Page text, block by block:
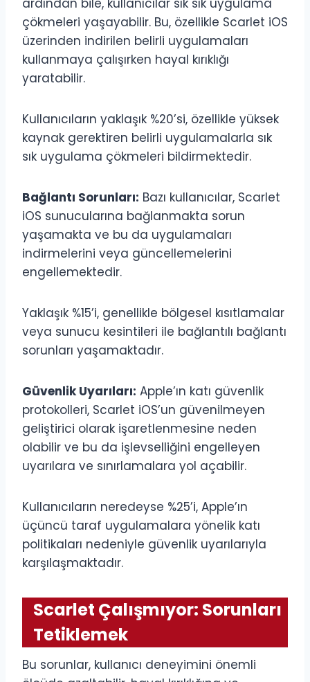
çökmeleri yaşayabilir. Bu, özellikle Scarlet iOS
üzerinden indirilen belirli uygulamaları
kullanmaya çalışırken hayal kırıklığı
yaratabilir.
Kullanıcıların yaklaşık %20’si, özellikle yüksek
kaynak gerektiren belirli uygulamalarla sık
sık uygulama çökmeleri bildirmektedir.
Bağlantı Sorunları: Bazı kullanıcılar, Scarlet
iOS sunucularına bağlanmakta sorun
yaşamakta ve bu da uygulamaları
indirmelerini veya güncellemelerini
engellemektedir.
Yaklaşık %15’i, genellikle bölgesel kısıtlamalar
veya sunucu kesintileri ile bağlantılı bağlantı
sorunları yaşamaktadır.
Güvenlik Uyarıları: Apple’ın katı güvenlik
protokolleri, Scarlet iOS’un güvenilmeyen
geliştirici olarak işaretlenmesine neden
olabilir ve bu da işlevselliğini engelleyen
uyarılara ve sınırlamalara yol açabilir.
Kullanıcıların neredeyse %25’i, Apple’ın
üçüncü taraf uygulamalara yönelik katı
politikaları nedeniyle güvenlik uyarılarıyla
karşılaşmaktadır.
Scarlet Çalışmıyor: Sorunları
Tetiklemek
Bu sorunlar, kullanıcı deneyimini önemli